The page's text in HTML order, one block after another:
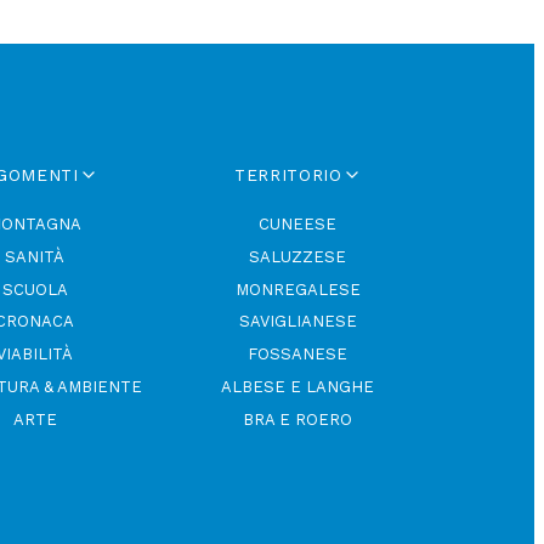
le
di
è legata
che ci
come
SANITÀ
SCUOLA
& AMBIENTE
ARTE
TERRITORIO
CUNEESE
SALUZZESE
MONREGALESE
SAVIGLIANESE
FOSSANESE
ALBESE E LANGHE
BRA E ROERO